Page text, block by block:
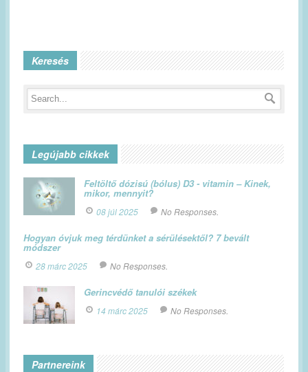
Keresés
Legújabb cikkek
Feltöltő dózisú (bólus) D3 - vitamin – Kinek,
mikor, mennyit?
08 júl 2025 No Responses.
Hogyan óvjuk meg térdünket a sérülésektől? 7 bevált
módszer
28 márc 2025 No Responses.
Gerincvédő tanulói székek
14 márc 2025 No Responses.
Partnereink